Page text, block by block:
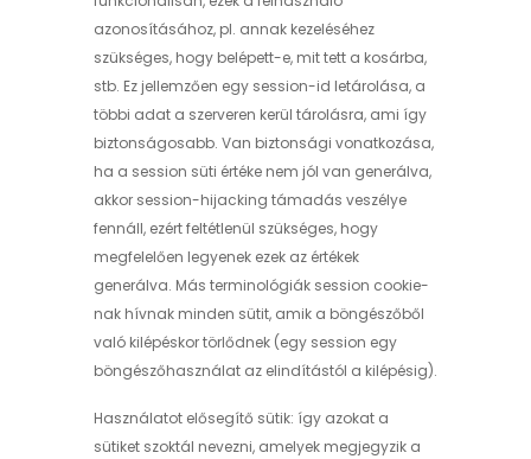
azonosításához, pl. annak kezeléséhez
szükséges, hogy belépett-e, mit tett a kosárba,
stb. Ez jellemzően egy session-id letárolása, a
többi adat a szerveren kerül tárolásra, ami így
biztonságosabb. Van biztonsági vonatkozása,
ha a session süti értéke nem jól van generálva,
akkor session-hijacking támadás veszélye
fennáll, ezért feltétlenül szükséges, hogy
megfelelően legyenek ezek az értékek
generálva. Más terminológiák session cookie-
nak hívnak minden sütit, amik a böngészőből
való kilépéskor törlődnek (egy session egy
böngészőhasználat az elindítástól a kilépésig).
Használatot elősegítő sütik: így azokat a
sütiket szoktál nevezni, amelyek megjegyzik a